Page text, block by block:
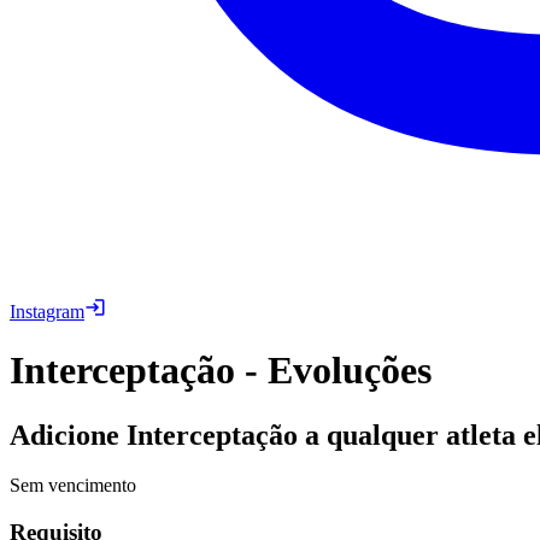
Instagram
Interceptação - Evoluções
Adicione Interceptação a qualquer atleta
Sem vencimento
Requisito